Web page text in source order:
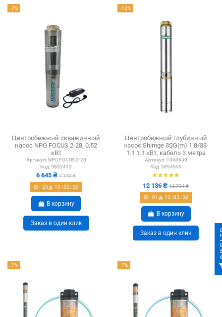
-7%
Центробежный скважинный
насос NPO FOCUS 2-28, 0.52
кВт
Артикул: NPO FOCUS 2-28
Код: 5892413
6 645 ₴7 145 ₴
23 д. 13 :03 :31
В корзину
Заказ в один клик
-12%
Центробежный глубинный
насос Shimge 3SG(m) 1.8/33-
1.1 1.1 кВт, кабель 3 метра
Артикул: 1040649
Код: 5894999
12 136 ₴13 791 ₴
01 д. 13 :03 :31
В корзину
Заказ в один клик
-7% -7%